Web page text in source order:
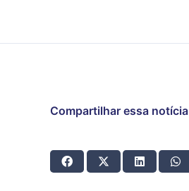
Compartilhar essa notícia